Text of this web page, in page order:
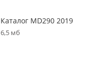
Каталог MD290 2019
6,5 мб